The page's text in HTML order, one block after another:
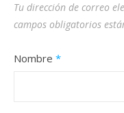
Tu dirección de correo
campos obligatorios
Nombre *